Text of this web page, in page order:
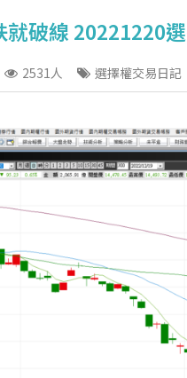
就破線 20221220
2531人 選擇權交易日記